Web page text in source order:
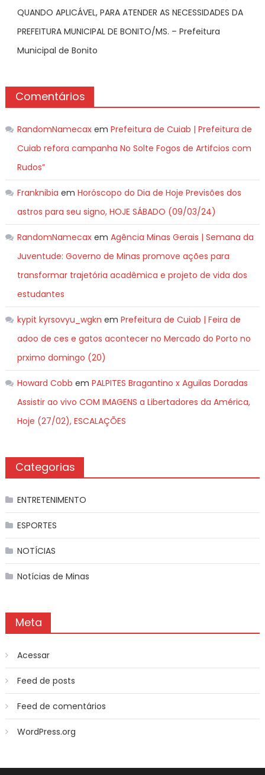
QUANDO APLICÁVEL, PARA ATENDER AS NECESSIDADES DA
PREFEITURA MUNICIPAL DE BONITO/MS. – Prefeitura
Municipal de Bonito
Comentários
RandomNamecaxem Prefeitura de Cuiab | Prefeitura de
Cuiab refora campanha No Solte Fogos de Artifcios com
Rudos”
Franknibia em Horóscopo do Dia de Hoje Previsões dos
astros para seu signo, HOJE SÁBADO (09/03/24)
RandomNamecaxem Agência Minas Gerais | Semana da
Juventude: Governo de Minas promove ações para
transformar trajetória acadêmica e projeto de vida dos
estudantes
kypit kyrsovyu_wgkn em Prefeitura de Cuiab | Feira de
adoo de ces e gatos acontecer no Mercado do Porto no
prximo domingo (20)
Howard Cobb em PALPITES Bragantino x Aguilas Doradas
Assistir ao vivo COM IMAGENS a Libertadores da América,
Hoje (27/02), ESCALAÇÕES
Categorias
ENTRETENIMENTO
ESPORTES
NOTÍCIAS
Notícias de Minas
Meta
Acessar
Feed de posts
Feed de comentários
WordPress.org